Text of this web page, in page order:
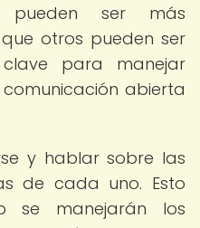
pueden ser más
otros pueden ser
para manejar
abierta
y hablar sobre las
de cada uno. Esto
se manejarán los